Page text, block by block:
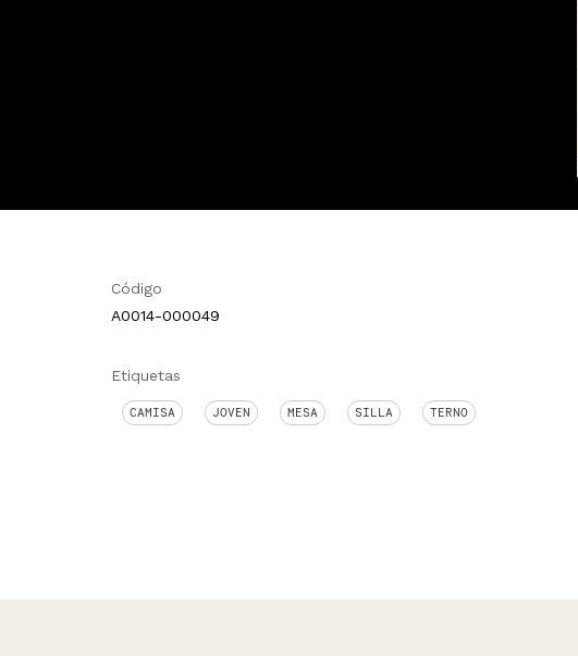
Código
A0014-000049
Etiquetas
CAMISA JOVEN MESA SILLA TERNO